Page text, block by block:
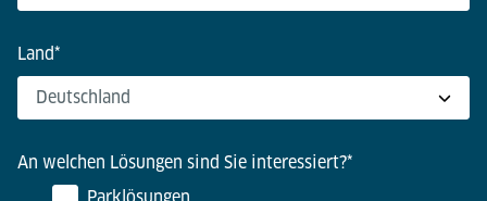
Land*
An welchen Lösungen sind Sie interessiert?*